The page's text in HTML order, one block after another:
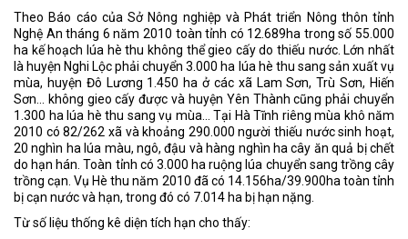
Theo Báo cáo của Sở Nông nghiệp và Phát triển Nông thôn tỉnh
Nghệ An tháng 6 năm 2010 toàn tỉnh có 12.689ha trong số 55.000
ha kế hoạch lúa hè thu không thể gieo cấy do thiếu nước. Lớn nhất
là huyện Nghi Lộc phải chuyển 3.000 ha lúa hè thu sang sản xuất vụ
mùa, huyện Đô Lương 1.450 ha ở các xã Lam Sơn, Trù Sơn, Hiến
Sơn... không gieo cấy được và huyện Yên Thành cũng phải chuyển
1.300 ha lúa hè thu sang vụ mùa... Tại Hà Tĩnh riêng mùa khô năm
2010 có 82/262 xã và khoảng 290.000 người thiếu nước sinh hoạt,
20 nghìn ha lúa màu, ngô, đậu và hàng nghìn ha cây ăn quả bị chết
do hạn hán. Toàn tỉnh có 3.000 ha ruộng lúa chuyển sang trồng cây
trồng cạn. Vụ Hè thu năm 2010 đã có 14.156ha/39.900ha toàn tỉnh
bị cạn nước và hạn, trong đó có 7.014 ha bị hạn nặng.
Từ số liệu thống kê diện tích hạn cho thấy: